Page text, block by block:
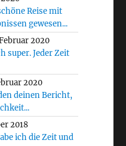
Reise mit
gewesen...
2020
super. Jeder Zeit
2020
deinen Bericht,
2018
ich die Zeit und